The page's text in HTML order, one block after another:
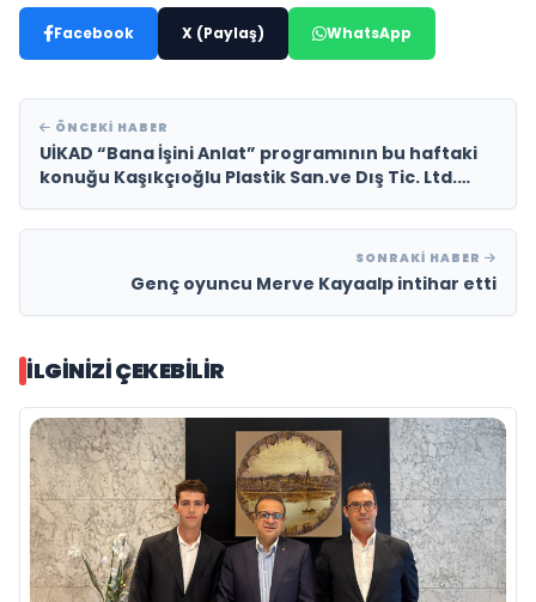
Facebook X (Paylaş) WhatsApp
ÖNCEKI HABER
UİKAD “Bana İşini Anlat” programının bu haftaki
konuğu Kaşıkçıoğlu Plastik San.ve Dış Tic. Ltd.
SONRAKI HABER
Genç oyuncu Merve Kayaalp intihar etti
İLGINIZI ÇEKEBILIR